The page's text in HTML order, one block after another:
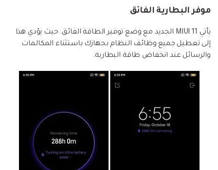
موفر البطارية الفائق
يأتي MIUI 11 الجديد مع وضع توفير الطاقة الفائق. حيث يؤدي هذا
إلى تعطيل جميع وظائف النظام بجهازك باستثناء المكالمات
والرسائل عند انخفاض طاقة البطارية.